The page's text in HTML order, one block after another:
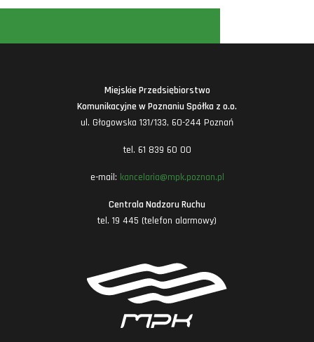
Miejskie Przedsiębiorstwo
Komunikacyjne w Poznaniu Spółka z o.o.
ul. Głogowska 131/133, 60-244 Poznań
tel. 61 839 60 00
e-mail: kancelaria@mpk.poznan.pl
Centrala Nadzoru Ruchu
tel. 19 445 (telefon alarmowy)